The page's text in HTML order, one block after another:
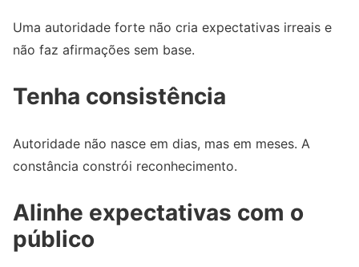
Uma autoridade forte não cria expectativas irreais e
não faz afirmações sem base.
Tenha consistência
Autoridade não nasce em dias, mas em meses. A
constância constrói reconhecimento.
Alinhe expectativas com o
público